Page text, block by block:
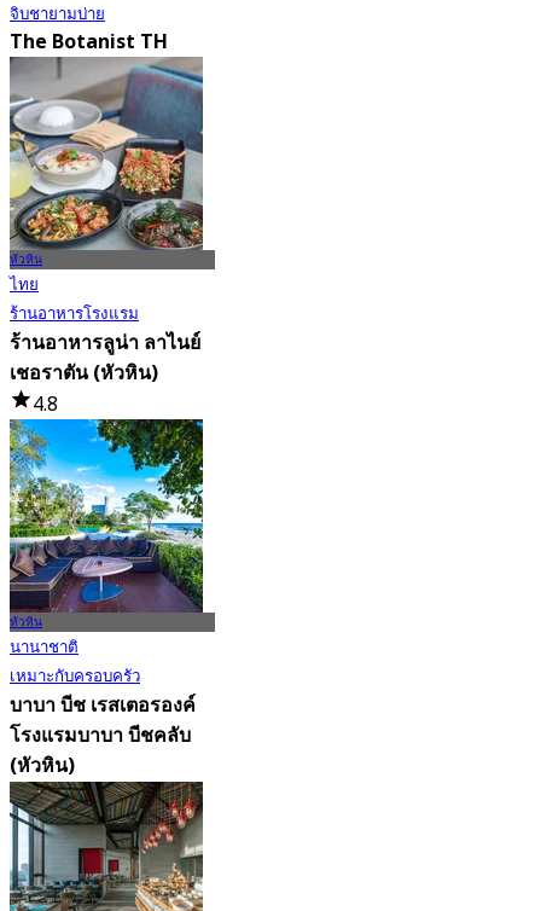
จิบชายามบ่าย
The Botanist TH
4.4
2.7K การจอง
จาก฿ 1
หัวหิน
ไทย
ร้านอาหารโรงแรม
ร้านอาหารลูน่า ลาไนย์
เชอราตัน (หัวหิน)
4.8
1.2K การจอง
จาก฿ 397.5
หัวหิน
นานาชาติ
เหมาะกับครอบครัว
บาบา บีช เรสเตอรองค์
โรงแรมบาบา บีชคลับ
(หัวหิน)
4.8
776 การจอง
จาก
฿ 796.66